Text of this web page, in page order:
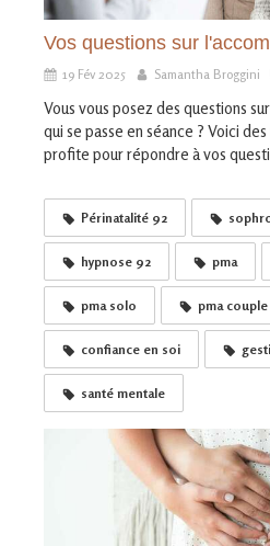
Vos questions sur
19 Fév 2025 Samantha Broggini
Vous vous posez des questions
qui se passe en séance ? Voici
profite pour répondre à vos
Périnatalité 92
hypnose 92 pma
pma solo pma couple
confiance en soi
santé mentale